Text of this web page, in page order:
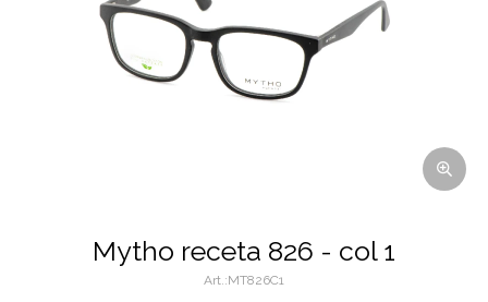
Mytho receta 826 - col 1
MT826C1